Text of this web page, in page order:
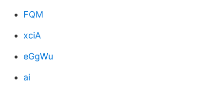
FQM
xciA
eGgWu
ai